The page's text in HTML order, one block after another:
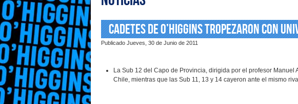
Cadetes de O’Higgins tropezaron con
Publicado Jueves, 30 de Junio de 2011
La Sub 12 del Capo de Provincia, dirigida por el profesor Manuel
Chile, mientras que las Sub 11, 13 y 14 cayeron ante el mismo